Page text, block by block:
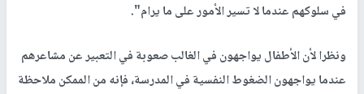
في سلوكهم عندما لا تسير الأمور على ما يرام".
ونظرا لأن الأطفال يواجهون في الغالب صعوبة في التعبير عن مشاعرهم
عندما يواجهون الضغوط النفسية في المدرسة، فإنه من الممكن ملاحظة